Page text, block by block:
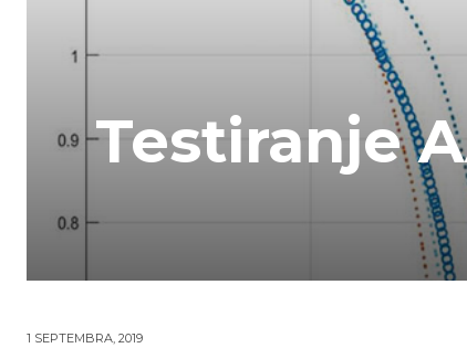
Testiranje
1 SEPTEMBRA, 2019